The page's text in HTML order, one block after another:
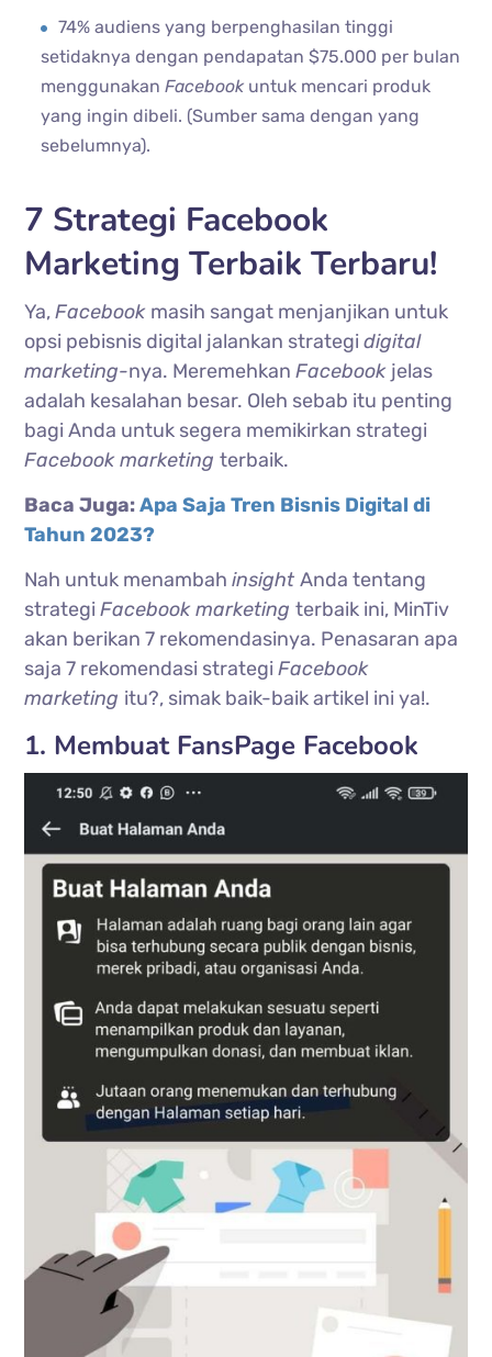
74% audiens yang berpenghasilan tinggi
setidaknya dengan pendapatan $75.000 per bulan
menggunakanFacebook untuk mencari produk
yang ingin dibeli. (Sumber sama dengan yang
sebelumnya).
7 Strategi Facebook
Marketing Terbaik Terbaru!
Ya,Facebook masih sangat menjanjikan untuk
opsi pebisnis digital jalankan strategidigital
marketing-nya. MeremehkanFacebook jelas
adalah kesalahan besar. Oleh sebab itu penting
bagi Anda untuk segera memikirkan strategi
Facebook marketingterbaik.
Baca Juga:Apa Saja Tren Bisnis Digital di
Tahun 2023?
Nah untuk menambahinsightAnda tentang
strategiFacebook marketingterbaik ini, MinTiv
akan berikan 7 rekomendasinya. Penasaran apa
saja 7 rekomendasi strategiFacebook
marketing itu?, simak baik-baik artikel ini ya!.
1. Membuat FansPage Facebook